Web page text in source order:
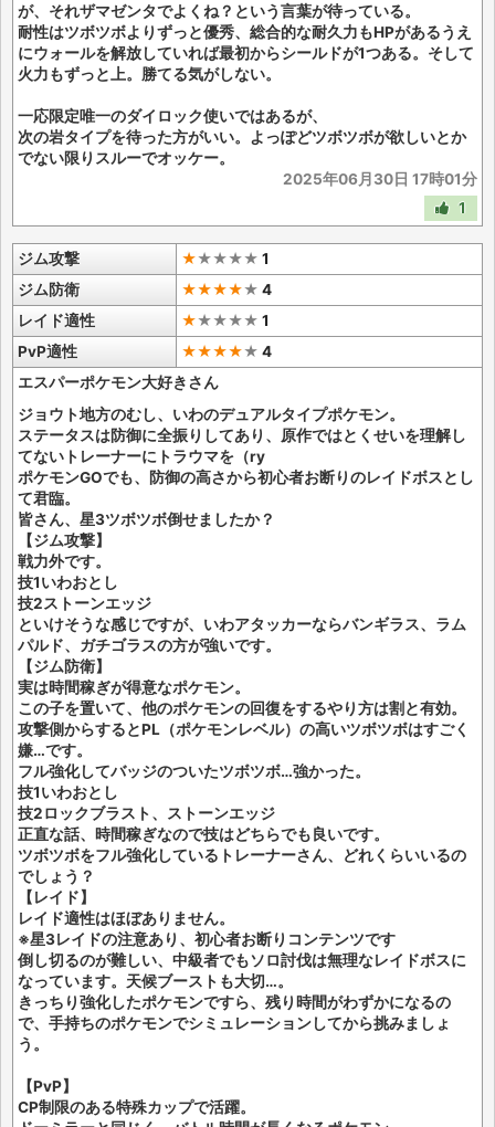
が、それザマゼンタでよくね？という言葉が待っている。
耐性はツボツボよりずっと優秀、総合的な耐久力もHPがあるうえ
にウォールを解放していれば最初からシールドが1つある。そして
火力もずっと上。勝てる気がしない。
一応限定唯一のダイロック使いではあるが、
次の岩タイプを待った方がいい。よっぽどツボツボが欲しいとか
でない限りスルーでオッケー。
2025年06月30日 17時01分
1
ジム攻撃 ★★★★★ 1
ジム防衛
★★★★★ 4
レイド適性
★★★★★ 1
PvP適性
★★★★★ 4
エスパーポケモン大好きさん
ジョウト地方のむし、いわのデュアルタイプポケモン。
ステータスは防御に全振りしてあり、原作ではとくせいを理解し
てないトレーナーにトラウマを（ry
ポケモンGOでも、防御の高さから初心者お断りのレイドボスとし
て君臨。
皆さん、星3ツボツボ倒せましたか？
【ジム攻撃】
戦力外です。
技1いわおとし
技2ストーンエッジ
といけそうな感じですが、いわアタッカーならバンギラス、ラム
パルド、ガチゴラスの方が強いです。
【ジム防衛】
実は時間稼ぎが得意なポケモン。
この子を置いて、他のポケモンの回復をするやり方は割と有効。
攻撃側からするとPL（ポケモンレベル）の高いツボツボはすごく
嫌…です。
フル強化してバッジのついたツボツボ…強かった。
技1いわおとし
技2ロックブラスト、ストーンエッジ
正直な話、時間稼ぎなので技はどちらでも良いです。
ツボツボをフル強化しているトレーナーさん、どれくらいいるの
でしょう？
【レイド】
レイド適性はほぼありません。
※星3レイドの注意あり、初心者お断りコンテンツです
倒し切るのが難しい、中級者でもソロ討伐は無理なレイドボスに
なっています。天候ブーストも大切…。
きっちり強化したポケモンですら、残り時間がわずかになるの
で、手持ちのポケモンでシミュレーションしてから挑みましょ
う。
【PvP】
CP制限のある特殊カップで活躍。